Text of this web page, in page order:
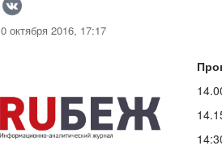
октября 2016, 17:17